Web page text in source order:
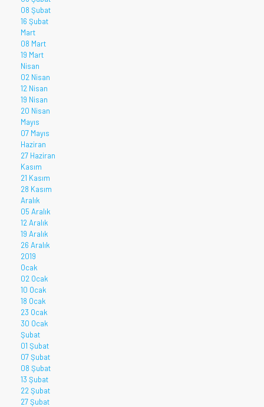
08 Şubat
16 Şubat
Mart
08 Mart
19 Mart
Nisan
02 Nisan
12 Nisan
19 Nisan
20 Nisan
Mayıs
07 Mayıs
Haziran
27 Haziran
Kasım
21 Kasım
28 Kasım
Aralık
05 Aralık
12 Aralık
19 Aralık
26 Aralık
2019
Ocak
02 Ocak
10 Ocak
18 Ocak
23 Ocak
30 Ocak
Şubat
01 Şubat
07 Şubat
08 Şubat
13 Şubat
22 Şubat
27 Şubat